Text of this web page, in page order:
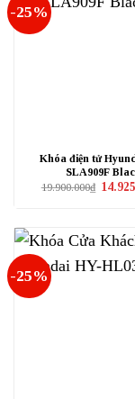
-25%
Khóa điện tử
SLA909F
19.900.000₫ Giá
-25%